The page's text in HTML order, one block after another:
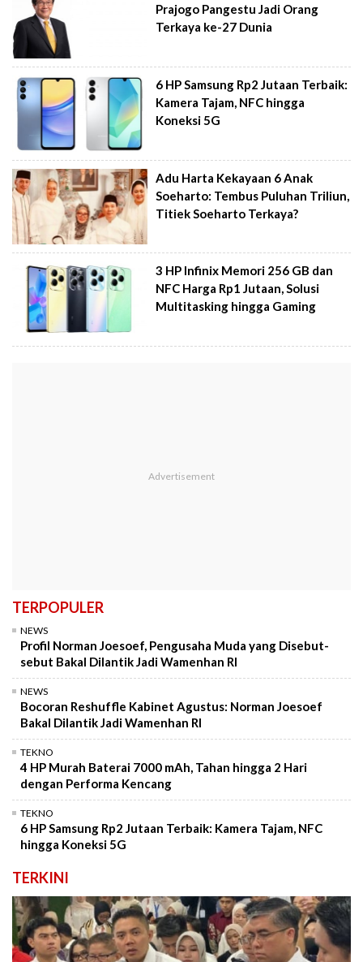
Prajogo Pangestu Jadi Orang
Terkaya ke-27 Dunia
6 HP Samsung Rp2 Jutaan Terbaik:
Kamera Tajam, NFC hingga
Koneksi 5G
Adu Harta Kekayaan 6 Anak
Soeharto: Tembus Puluhan Triliun,
Titiek Soeharto Terkaya?
3 HP Infinix Memori 256 GB dan
NFC Harga Rp1 Jutaan, Solusi
Multitasking hingga Gaming
TERPOPULER
NEWS
Profil Norman Joesoef, Pengusaha Muda yang Disebut-
sebut Bakal Dilantik Jadi Wamenhan RI
NEWS
Bocoran Reshuffle Kabinet Agustus: Norman Joesoef
Bakal Dilantik Jadi Wamenhan RI
TEKNO
4 HP Murah Baterai 7000 mAh, Tahan hingga 2 Hari
dengan Performa Kencang
TEKNO
6 HP Samsung Rp2 Jutaan Terbaik: Kamera Tajam, NFC
hingga Koneksi 5G
TERKINI